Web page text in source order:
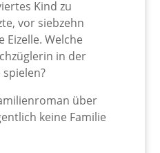
Kind zu
vor siebzehn
Eizelle. Welche
in der
über
keine Familie